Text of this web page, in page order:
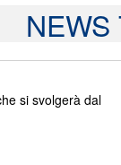
NEWS
si svolgerà dal